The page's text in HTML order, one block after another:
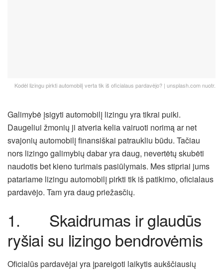
Kodėl lizingu pirkti automobilį verta tik iš oficialaus pardavėjo? | unsplash.com nuotr.
Galimybė įsigyti automobilį lizingu yra tikrai puiki.
Daugeliui žmonių ji atveria kelia vairuoti norimą ar net
svajonių automobilį finansiškai patraukliu būdu. Tačiau
nors lizingo galimybių dabar yra daug, nevertėtų skubėti
naudotis bet kieno turimais pasiūlymais. Mes stipriai jums
patariame lizingu automobilį pirkti tik iš patikimo, oficialaus
pardavėjo. Tam yra daug priežasčių.
1. Skaidrumas ir glaudūs
ryšiai su lizingo bendrovėmis
Oficialūs pardavėjai yra įpareigoti laikytis aukščiausių